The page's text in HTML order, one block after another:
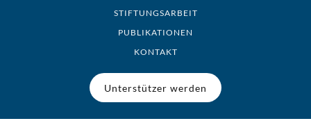
STIFTUNGSARBEIT
PUBLIKATIONEN
KONTAKT
Unterstützer werden